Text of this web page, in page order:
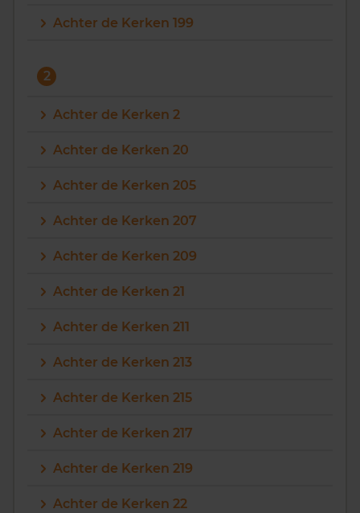
Achter de Kerken 199
2
Achter de Kerken 2
Achter de Kerken 20
Achter de Kerken 205
Achter de Kerken 207
Achter de Kerken 209
Achter de Kerken 21
Achter de Kerken 211
Achter de Kerken 213
Achter de Kerken 215
Achter de Kerken 217
Achter de Kerken 219
Achter de Kerken 22